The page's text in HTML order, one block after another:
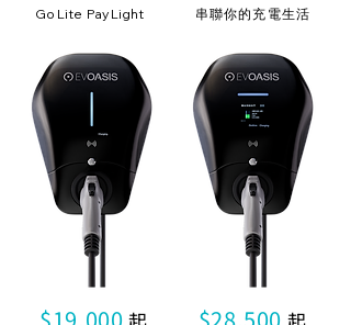
Go Lite Pay Light 串聯你的充電生活